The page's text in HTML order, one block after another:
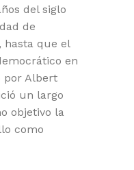
del siglo
de
hasta que el
en
por Albert
un largo
objetivo la
como